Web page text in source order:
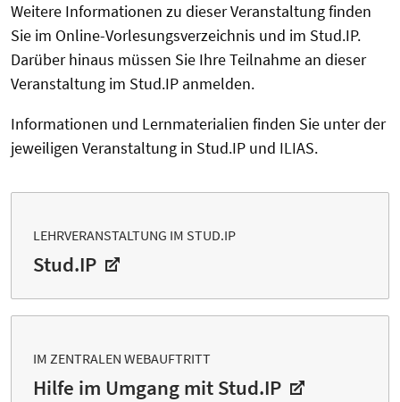
Weitere Informationen zu dieser Veranstaltung finden
Sie im Online-Vorlesungsverzeichnis und im Stud.IP.
Darüber hinaus müssen Sie Ihre Teilnahme an dieser
Veranstaltung im Stud.IP anmelden.
Informationen und Lernmaterialien finden Sie unter der
jeweiligen Veranstaltung in Stud.IP und ILIAS.
LEHRVERANSTALTUNG IM STUD.IP
Stud.IP
IM ZENTRALEN WEBAUFTRITT
Hilfe im Umgang mit Stud.IP